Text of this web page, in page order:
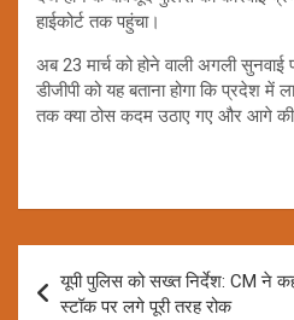
हाईकोर्ट तक पहुंचा।
अब 23 मार्च को होने वाली अगली
डीजीपी को यह बताना होगा कि प्रदेश में
तक क्या ठोस कदम उठाए गए और आगे की
navigation
यूपी पुलिस को सख्त निर्देश: CM ने
स्टॉक पर लगे पूरी तरह रोक